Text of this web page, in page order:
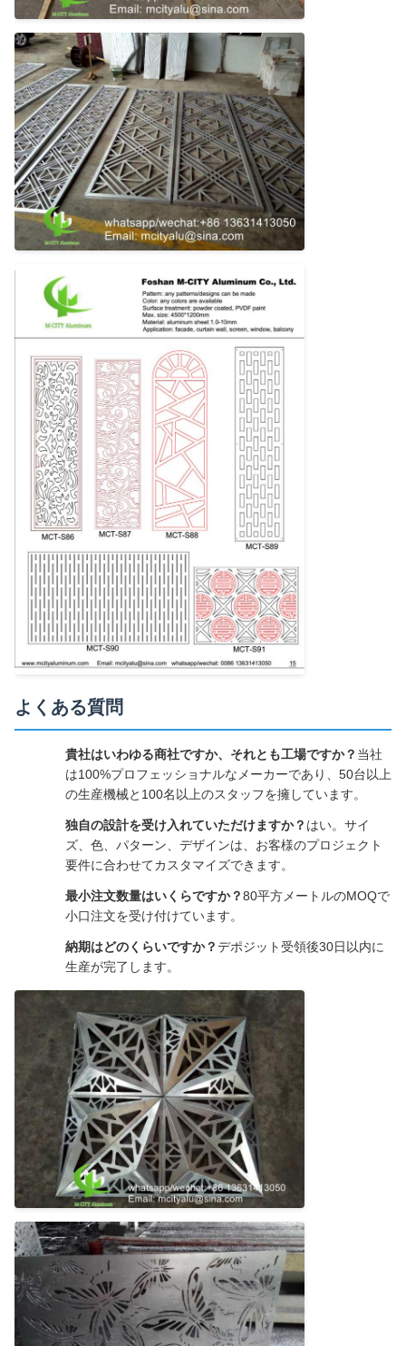
よくある質問
貴社はいわゆる商社ですか、それとも工場ですか？ 当社
は100%プロフェッショナルなメーカーであり、50台以上
の生産機械と100名以上のスタッフを擁しています。
独自の設計を受け入れていただけますか？ はい。サイ
ズ、色、パターン、デザインは、お客様のプロジェクト
要件に合わせてカスタマイズできます。
最小注文数量はいくらですか？80平方メートルのMOQで
小口注文を受け付けています。
納期はどのくらいですか？デポジット受領後30日以内に
生産が完了します。